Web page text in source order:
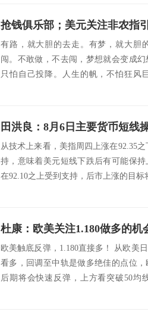
抢钱俱乐部；美元关注非农指
有路，就大胆的去走。有梦，就大胆
闯。不敢做，不去闯，梦想就会变成
只怕自己投降。人生的帆，不怕狂风
田洪良：8月6日主要货币
从技术上来看，美指周四上涨在92.35
持，意味着美元短线下跌后有可能保
在92.10之上受到支持，后市上涨的目标
欧美触底反弹，1.180直接多！ 从欧美
看多，回调至中轨是做多绝佳的点位
后期将会快速反弹，上方看突破50均